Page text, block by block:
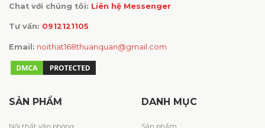
Chat với chúng tôi: Liên hệ Messenger
Tư vấn: 0912121105
Email: noithat168thuanquan@gmail.com
SẢN PHẨM DANH MỤC